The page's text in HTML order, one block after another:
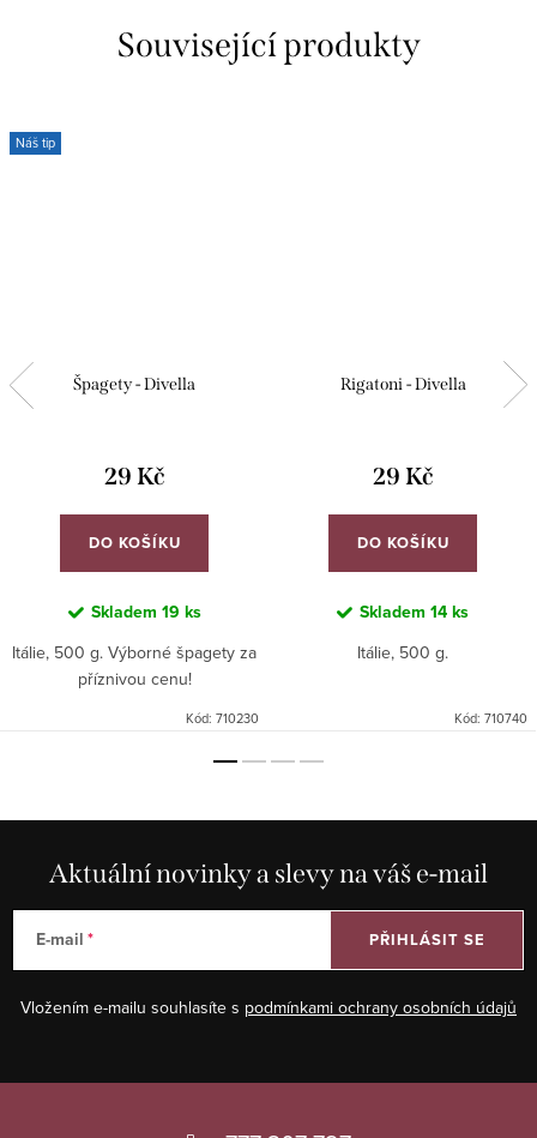
Související produkty
Náš tip
Špagety - Divella
29 Kč
DO KOŠÍKU
Skladem 19 ks
Itálie, 500 g. Výborné špagety za
příznivou cenu!
Kód: 710230
Rigatoni - Divella
29 Kč
DO KOŠÍKU
Skladem 14 ks
Itálie, 500 g.
Kód: 710740
Aktuální novinky a slevy na váš e-mail
E-mail
Vložením e-mailu souhlasíte s podmínkami ochrany osobních údajů
PŘIHLÁSIT SE